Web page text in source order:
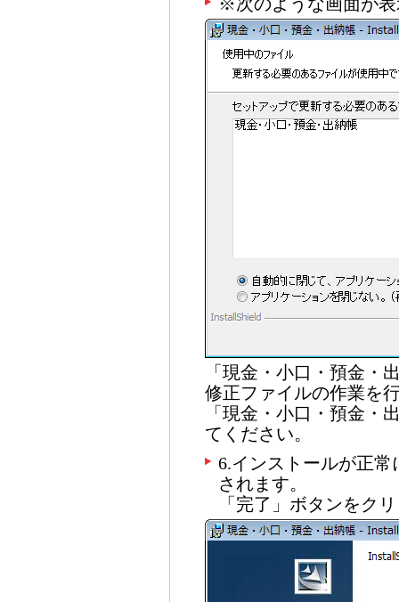
※次のような画面が
「現金・小口・預金・
修正ファイルの作業を
「現金・小口・預金・
てください。
6.インストールが正
されます。
「完了」ボタンをク